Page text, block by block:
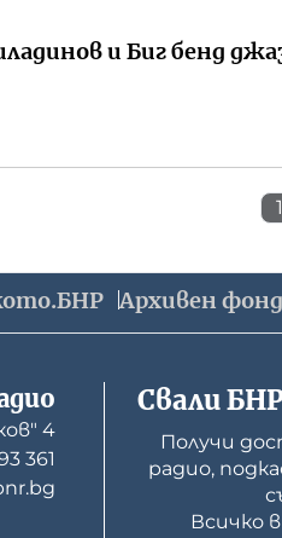
и Биг бенд
1
Архивен
4
361
Свали
Получи
радио,
Всичко